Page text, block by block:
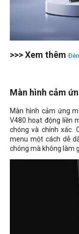
>>> Xem thêm
Màn hình cảm
Màn hình cảm ứng
V480 hoạt động liền
chóng và chính xác.
menu một cách dễ
chóng mà không làm